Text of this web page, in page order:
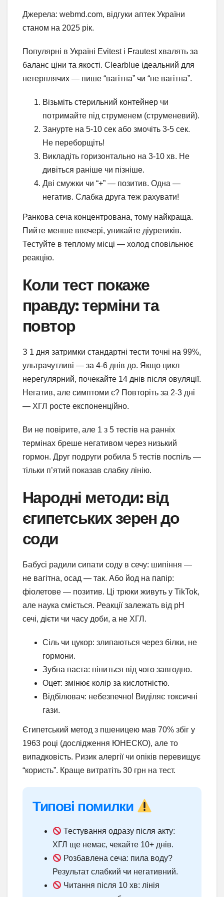
Джерела: webmd.com, відгуки аптек України
станом на 2025 рік.
Популярні в Україні Evitest і Frautest хвалять за
баланс ціни та якості. Clearblue ідеальний для
нетерплячих — пише “вагітна” чи “не вагітна”.
Візьміть стерильний контейнер чи
потримайте під струменем (струменевий).
Занурте на 5-10 сек або змочіть 3-5 сек.
Не переборщіть!
Викладіть горизонтально на 3-10 хв. Не
дивіться раніше чи пізніше.
Дві смужки чи “+” — позитив. Одна —
негатив. Слабка друга теж рахувати!
Ранкова сеча концентрована, тому найкраща.
Пийте менше ввечері, уникайте діуретиків.
Тестуйте в теплому місці — холод сповільнює
реакцію.
Коли тест покаже
правду: терміни та
повтор
З 1 дня затримки стандартні тести точні на 99%,
ультрачутливі — за 4-6 днів до. Якщо цикл
нерегулярний, почекайте 14 днів після овуляції.
Негатив, але симптоми є? Повторіть за 2-3 дні
— ХГЛ росте експоненційно.
Ви не повірите, але 1 з 5 тестів на ранніх
термінах бреше негативом через низький
гормон. Друг подруги робила 5 тестів поспіль —
тільки п’ятий показав слабку лінію.
Народні методи: від
єгипетських зерен до
соди
Бабусі радили сипати соду в сечу: шипіння —
не вагітна, осад — так. Або йод на папір:
фіолетове — позитив. Ці трюки живуть у TikTok,
але наука сміється. Реакції залежать від pH
сечі, дієти чи часу доби, а не ХГЛ.
Сіль чи цукор: злипаються через білки, не
гормони.
Зубна паста: піниться від чого завгодно.
Оцет: змінює колір за кислотністю.
Відбілювач: небезпечно! Виділяє токсичні
гази.
Єгипетський метод з пшеницею мав 70% збіг у
1963 році (дослідження ЮНЕСКО), але то
випадковість. Ризик алергії чи опіків перевищує
“користь”. Краще витратіть 30 грн на тест.
Типові помилки
Тестування одразу після акту:
ХГЛ ще немає, чекайте 10+ днів.
Розбавлена сеча: пила воду?
Результат слабкий чи негативний.
Читання після 10 хв: лінія